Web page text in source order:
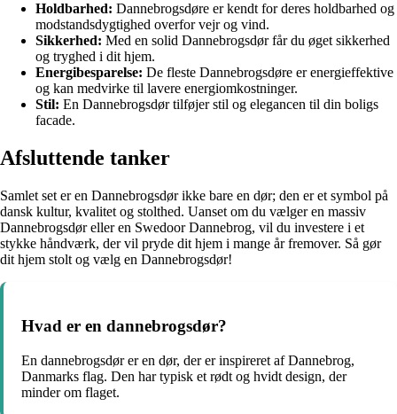
Holdbarhed: Dannebrogsdøre er kendt for deres holdbarhed og
modstandsdygtighed overfor vejr og vind.
Sikkerhed: Med en solid Dannebrogsdør får du øget sikkerhed
og tryghed i dit hjem.
Energibesparelse: De fleste Dannebrogsdøre er energieffektive
og kan medvirke til lavere energiomkostninger.
Stil: En Dannebrogsdør tilføjer stil og elegancen til din boligs
facade.
Afsluttende tanker
Samlet set er en Dannebrogsdør ikke bare en dør; den er et symbol på
dansk kultur, kvalitet og stolthed. Uanset om du vælger en massiv
Dannebrogsdør eller en Swedoor Dannebrog, vil du investere i et
stykke håndværk, der vil pryde dit hjem i mange år fremover. Så gør
dit hjem stolt og vælg en Dannebrogsdør!
Hvad er en dannebrogsdør?
En dannebrogsdør er en dør, der er inspireret af Dannebrog,
Danmarks flag. Den har typisk et rødt og hvidt design, der
minder om flaget.